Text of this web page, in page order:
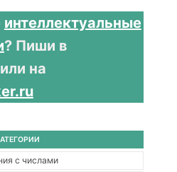
интеллектуальные
? Пиши в
на
с числами